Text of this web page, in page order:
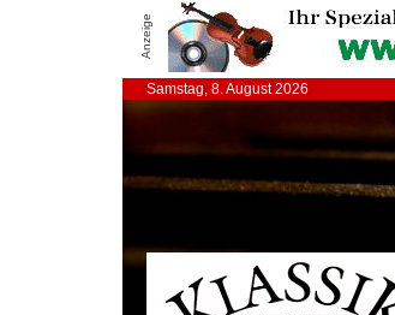
Anzeige
Samstag, 8. August 2026